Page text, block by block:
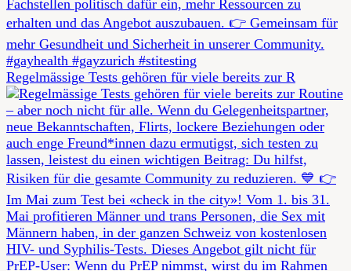
Regelmässige Tests gehören für viele bereits zur R